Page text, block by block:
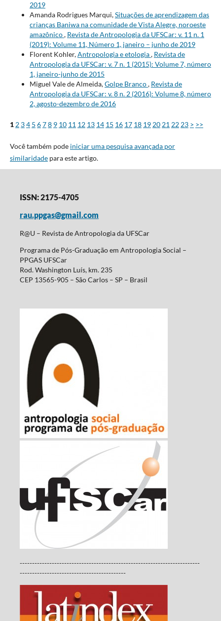
2019
Amanda Rodrigues Marqui,Situações de aprendizagem das
crianças Baniwa na comunidade de Vista Alegre, noroeste
amazônico, Revista de Antropologia da UFSCar: v. 11 n. 1
(2019): Volume 11, Número 1, janeiro – junho de 2019
Florent Kohler,Antropologia e etologia, Revista de
Antropologia da UFSCar: v. 7 n. 1 (2015): Volume 7, número
1, janeiro-junho de 2015
Miguel Vale de Almeida,Golpe Branco, Revista de
Antropologia da UFSCar: v. 8 n. 2 (2016): Volume 8, número
2, agosto-dezembro de 2016
12 34 5 678 9 10 11 12 13 14 15 16 17 18 1920212223 > >>
Você também pode iniciar uma pesquisa avançada por
similaridadepara este artigo.
ISSN: 2175-4705
rau.ppgas@gmail.com
R@U – Revista de Antropologia da UFSCar
Programa de Pós-Graduação em Antropologia Social –
PPGAS UFSCar
Rod. Washington Luís, km. 235
CEP 13565-905 – São Carlos – SP – Brasil
-------------------------------------------------------------------------
-------------------------------------------